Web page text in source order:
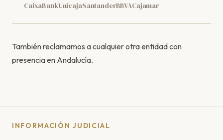
CaixaBankUnicajaSantanderBBVACajamar
También reclamamos a cualquier otra entidad con
presencia en Andalucía.
INFORMACIÓN JUDICIAL